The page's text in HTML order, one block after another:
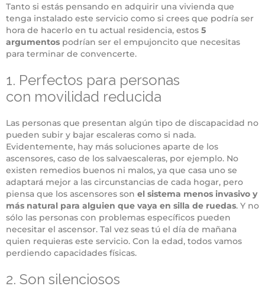
Tanto si estás pensando en adquirir una vivienda que
tenga instalado este servicio como si crees que podría ser
hora de hacerlo en tu actual residencia, estos 5
argumentos podrían ser el empujoncito que necesitas
para terminar de convencerte.
1. Perfectos para personas
con movilidad reducida
Las personas que presentan algún tipo de discapacidad no
pueden subir y bajar escaleras como si nada.
Evidentemente, hay más soluciones aparte de los
ascensores, caso de los salvaescaleras, por ejemplo. No
existen remedios buenos ni malos, ya que casa uno se
adaptará mejor a las circunstancias de cada hogar, pero
piensa que los ascensores son el sistema menos invasivo y
más natural para alguien que vaya en silla de ruedas. Y no
sólo las personas con problemas específicos pueden
necesitar el ascensor. Tal vez seas tú el día de mañana
quien requieras este servicio. Con la edad, todos vamos
perdiendo capacidades físicas.
2. Son silenciosos